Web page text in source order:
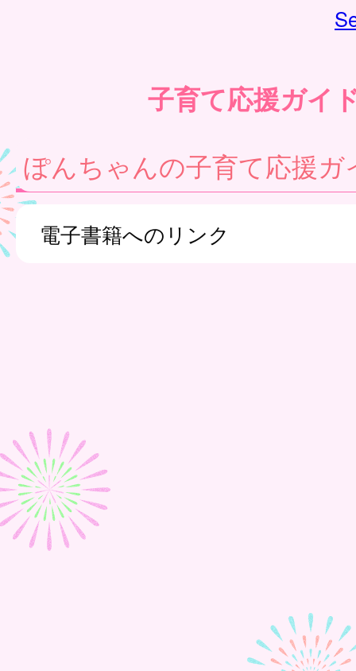
子育て応援ガイ
ぽんちゃんの子育て応援ガ
電子書籍へのリンク